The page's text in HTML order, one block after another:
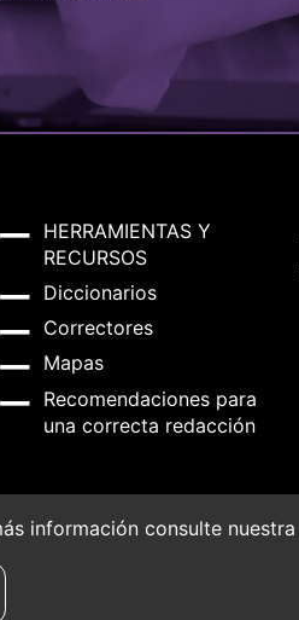
HERRAMIENTAS Y
RECURSOS
Diccionarios
Correctores
Mapas
Recomendaciones para
una correcta redacción
información consulte nuestra